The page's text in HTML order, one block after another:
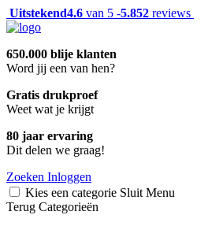
Uitstekend4.6 van 5 -5.852 reviews
650.000 blije klanten
Word jij een van hen?
Gratis drukproef
Weet wat je krijgt
80 jaar ervaring
Dit delen we graag!
Zoeken Inloggen
Kies een categorie Sluit Menu
Terug Categorieën